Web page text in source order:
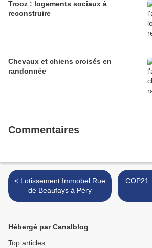
Trooz : logements sociaux à
reconstruire
Chevaux et chiens croisés en
randonnée
Commentaires
< Lotissement Immobel Rue
de Beaufays à Péry
COP21
Hébergé par Canalblog
Top articles